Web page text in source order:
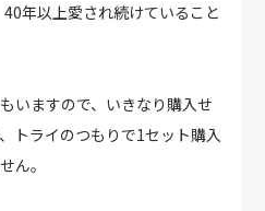
年以上愛され続けていること
いますので、いきなり購入せ
トライのつもりで1セット購入
ん。